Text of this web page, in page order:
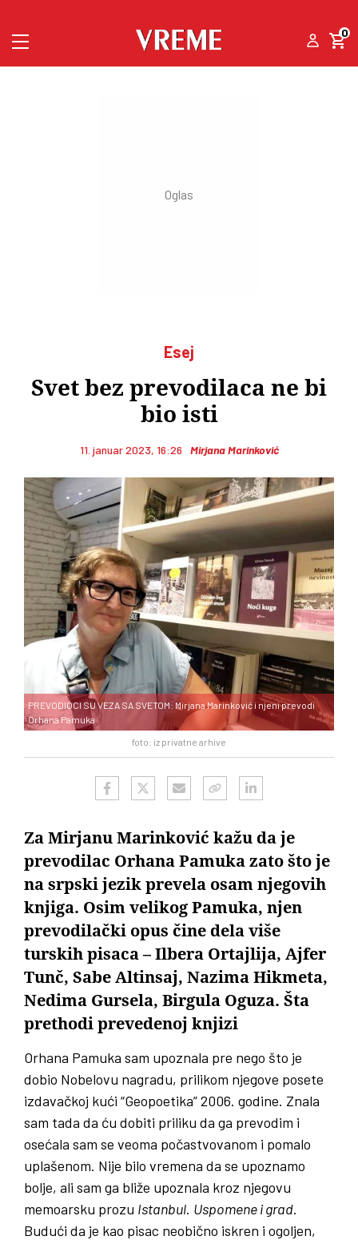
0
Esej
Svet bez prevodilaca ne bi
bio isti
11. januar 2023, 16:26 Mirjana Marinković
foto: iz privatne arhive
PREVODIOCI SU VEZA SA SVETOM: Mirjana Marinković i njeni prevodi
Orhana Pamuka
Za Mirjanu Marinković kažu da je
prevodilac Orhana Pamuka zato što je
na srpski jezik prevela osam njegovih
knjiga. Osim velikog Pamuka, njen
prevodilački opus čine dela više
turskih pisaca – Ilbera Ortajlija, Ajfer
Tunč, Sabe Altinsaj, Nazima Hikmeta,
Nedima Gursela, Birgula Oguza. Šta
prethodi prevedenoj knjizi
Orhana Pamuka sam upoznala pre nego što je
dobio Nobelovu nagradu, prilikom njegove posete
izdavačkoj kući “Geopoetika” 2006. godine. Znala
sam tada da ću dobiti priliku da ga prevodim i
osećala sam se veoma počastvovanom i pomalo
uplašenom. Nije bilo vremena da se upoznamo
bolje, ali sam ga bliže upoznala kroz njegovu
memoarsku prozu Istanbul. Uspomene i grad.
Budući da je kao pisac neobično iskren i ogoljen,